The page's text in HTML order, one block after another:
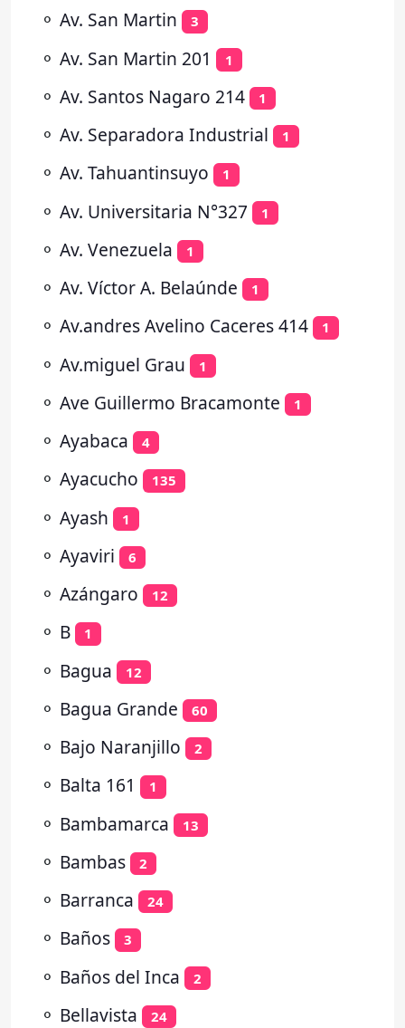
⚬ Av. San Martin 3
⚬ Av. San Martin 201 1
⚬ Av. Santos Nagaro 214 1
⚬ Av. Separadora Industrial 1
⚬ Av. Tahuantinsuyo 1
⚬ Av. Universitaria N°327 1
⚬ Av. Venezuela 1
⚬ Av. Víctor A. Belaúnde 1
⚬ Av.andres Avelino Caceres 414 1
⚬ Av.miguel Grau 1
⚬ Ave Guillermo Bracamonte 1
⚬ Ayabaca 4
⚬ Ayacucho 135
⚬ Ayash 1
⚬ Ayaviri 6
⚬ Azángaro 12
⚬ B 1
⚬ Bagua 12
⚬ Bagua Grande 60
⚬ Bajo Naranjillo 2
⚬ Balta 161 1
⚬ Bambamarca 13
⚬ Bambas 2
⚬ Barranca 24
⚬ Baños 3
⚬ Baños del Inca 2
⚬ Bellavista 24